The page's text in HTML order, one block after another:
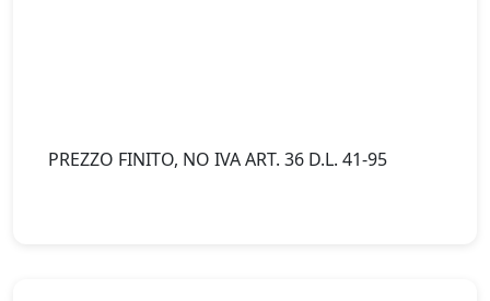
PREZZO FINITO, NO IVA ART. 36 D.L. 41-95